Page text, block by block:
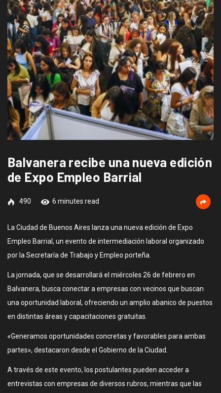
Balvanera recibe una nueva edición
de Expo Empleo Barrial
490 6 minutes read
La Ciudad de Buenos Aires lanza una nueva edición de Expo
Empleo Barrial, un evento de intermediación laboral organizado
por la Secretaría de Trabajo y Empleo porteña.
La jornada, que se desarrollará el miércoles 26 de febrero en
Balvanera, busca conectar a empresas con vecinos que buscan
una oportunidad laboral, ofreciendo un amplio abanico de puestos
en distintas áreas y capacitaciones gratuitas.
«Generamos oportunidades concretas y favorables para ambas
partes», destacaron desde el Gobierno de la Ciudad.
A través de este evento, los postulantes pueden acceder a
entrevistas con empresas de diversos rubros, mientras que las